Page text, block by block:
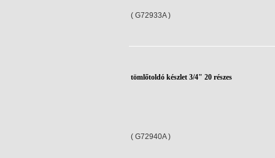
( G72933A )
tömlőtoldó készlet 3/4" 20 részes
( G72940A )